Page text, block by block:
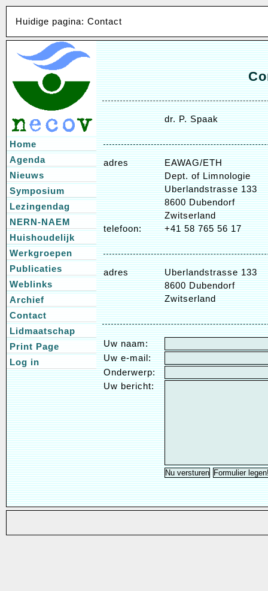
Huidige pagina: Contact
dr. P. Spaak
adres
EAWAG/ETH
Dept. of Limnologie
Uberlandstrasse 133
8600 Dubendorf
Zwitserland
telefoon:
+41 58 765 56 17
adres
Uberlandstrasse 133
8600 Dubendorf
Zwitserland
Uw naam:
Uw e-mail:
Onderwerp:
Uw bericht:
Home
Agenda
Nieuws
Symposium
Lezingendag
NERN-NAEM
Huishoudelijk
Werkgroepen
Publicaties
Weblinks
Archief
Contact
Lidmaatschap
Print Page
Log in